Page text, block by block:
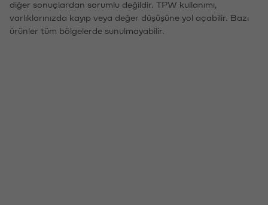
diğer sonuçlardan sorumlu değildir. TPW kullanımı,
varlıklarınızda kayıp veya değer düşüşüne yol açabilir. Bazı
ürünler tüm bölgelerde sunulmayabilir.